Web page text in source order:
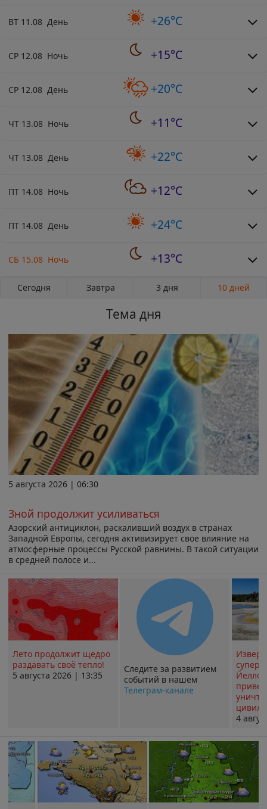
ВТ 11.08 День +26°C
СР 12.08 Ночь +15°C
СР 12.08 День +20°C
ЧТ 13.08 Ночь +11°C
ЧТ 13.08 День +22°C
ПТ 14.08 Ночь +12°C
ПТ 14.08 День +24°C
СБ 15.08 Ночь +13°C
Сегодня Завтра 3 дня 10 дней
Тема дня
5 августа 2026 | 06:30
Зной продолжит усиливаться
Азорский антициклон, раскаливший воздух в странах
Западной Европы, сегодня активизирует свое влияние на
атмосферные процессы Русской равнины. В такой ситуации
в средней полосе и...
Лето продолжит щедро
раздавать своё тепло!
5 августа 2026 | 13:35
Следите за развитием
событий в нашем
Телеграм-канале
4